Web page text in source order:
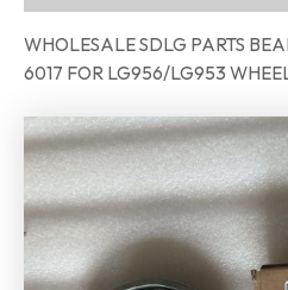
WHOLESALE SDLG PARTS
6017 FOR LG956/LG953